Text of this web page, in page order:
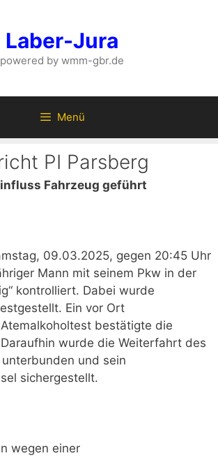
Laber-Jura
powered by wmm-gbr.de
Menü
PI Parsberg
Fahrzeug geführt
09.03.2025, gegen 20:45 Uhr
Mann mit seinem Pkw in der
kontrolliert. Dabei wurde
Ein vor Ort
bestätigte die
wurde die Weiterfahrt des
und sein
sichergestellt.
wegen einer